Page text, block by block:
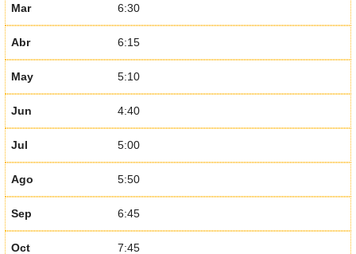
Mar 6:30
Abr 6:15
May 5:10
Jun 4:40
Jul 5:00
Ago 5:50
Sep 6:45
Oct 7:45